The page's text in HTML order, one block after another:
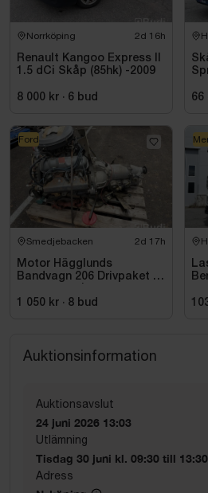
Norrköping 2d 16h
Renault Kangoo Express II
1.5 dCi Skåp (85hk) -2009
8 000 kr · 6 bud
66
Smedjebacken 2d 17h
Motor Hägglunds
Bandvagn 206 Drivpaket |
Automat | 259,9 mil
1 050 kr · 8 bud
Ford
Auktionsinformation
Auktionsavslut
24 juni 2026 13:03
Utlämning
Tisdag 30 juni kl. 09:30 till 13:30
Adress